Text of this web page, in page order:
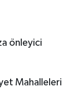
önleyici
Mahalleleri